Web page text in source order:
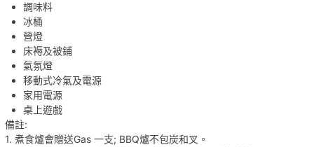
調味料
冰桶
營燈
床褥及被鋪
氣氛燈
移動式冷氣及電源
家用電源
桌上遊戲
備註:
1. 煮食爐會贈送Gas 一支; BBQ爐不包炭和叉。